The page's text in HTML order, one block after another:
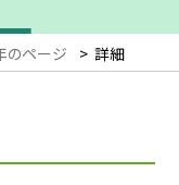
のページ > 詳細